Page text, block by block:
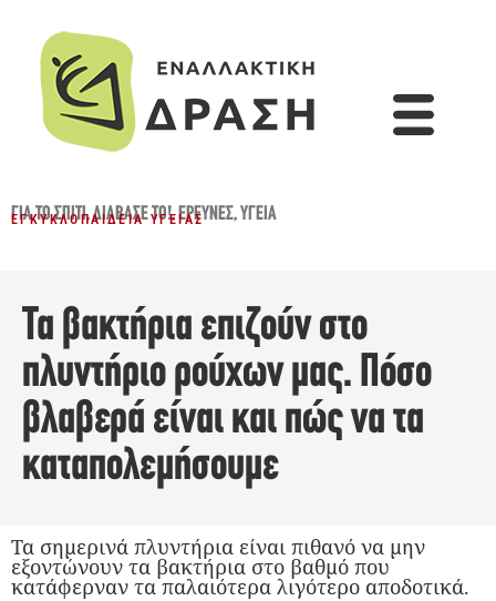
ΓΙΑ ΤΟ ΣΠΊΤΙ,ΔΙΆΒΑΣΈ ΤΟ!,ΈΡΕΥΝΕΣ,ΥΓΕΊΑ
ΕΓΚΥΚΛΟΠΑΊΔΕΙΑ ΥΓΕΊΑΣ
Τα βακτήρια επιζούν στο
πλυντήριο ρούχων μας. Πόσο
βλαβερά είναι και πώς να τα
καταπολεμήσουμε
Τα σημερινά πλυντήρια είναι πιθανό να μην
εξοντώνουν τα βακτήρια στο βαθμό που
κατάφερναν τα παλαιότερα λιγότερο αποδοτικά.